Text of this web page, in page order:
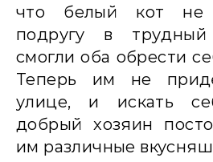
что белый кот не
подругу в
смогли оба обрести
Теперь им не
улице, и искать
добрый хозяин
им различные